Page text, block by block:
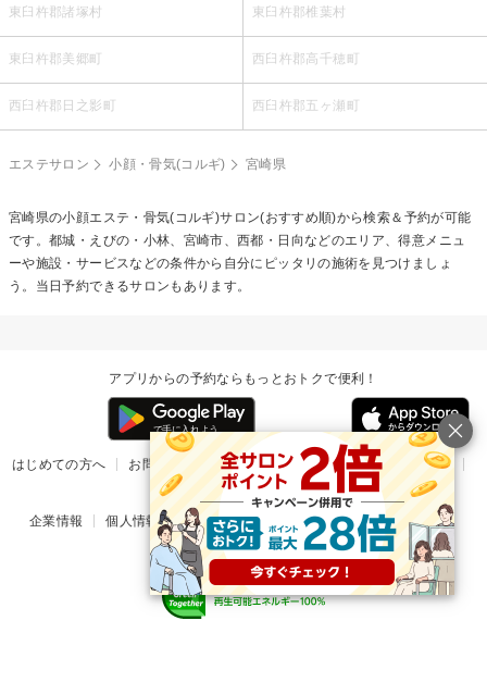
東臼杵郡諸塚村 東臼杵郡椎葉村
東臼杵郡美郷町 西臼杵郡高千穂町
西臼杵郡日之影町 西臼杵郡五ヶ瀬町
エステサロン 小顔・骨気(コルギ) 宮崎県
宮崎県の小顔エステ・骨気(コルギ)サロン(おすすめ順)から検索＆予約が可能
です。都城・えびの・小林、宮崎市、西都・日向などのエリア、得意メニュ
ーや施設・サービスなどの条件から自分にピッタリの施術を見つけましょ
う。当日予約できるサロンもあります。
アプリからの予約ならもっとおトクで便利！
はじめての方へ お問い合わせ ヘルプ リリース情報
利用規約
掲載ご希望のサロン様
企業情報 個人情報保護方針 楽天のサービス一覧 アプリ一覧
© Rakuten Group, Inc.